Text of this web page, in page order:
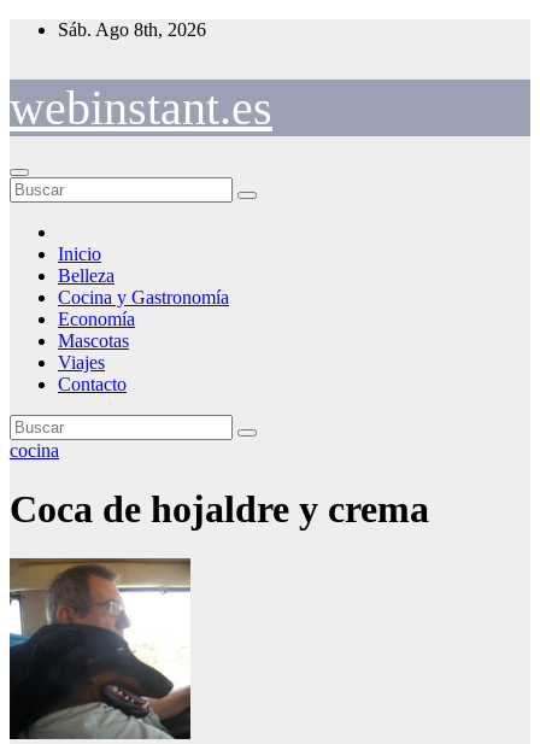
Saltar
Sáb. Ago 8th, 2026
webinstant.es
Inicio
Belleza
Cocina y Gastronomía
Economía
Mascotas
Viajes
Contacto
cocina
Coca de hojaldre y crema